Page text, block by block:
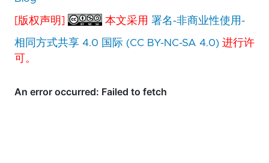
[版权声明] 本文采用署名-非商业性使用-
相同方式共享 4.0 国际 (CC BY-NC-SA 4.0) 进行许
可。